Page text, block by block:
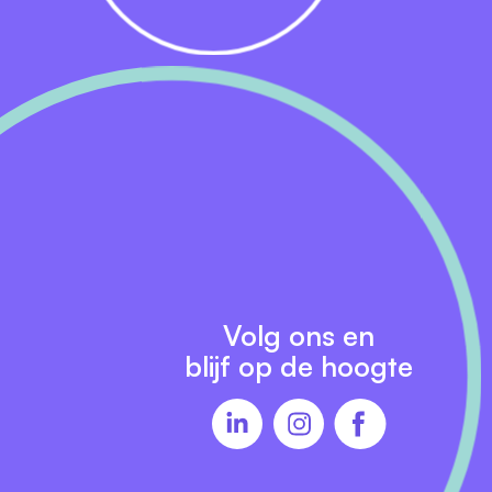
Volg ons en
blijf op de hoogte